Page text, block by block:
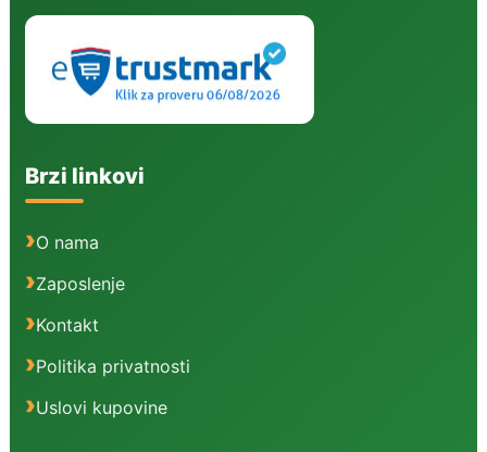
Brzi linkovi
O nama
Zaposlenje
Kontakt
Politika privatnosti
Uslovi kupovine